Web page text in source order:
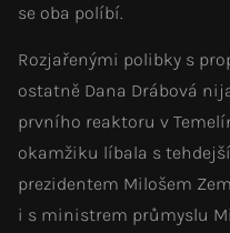
se oba políbí.
Rozjařenými polibky s
ostatně Dana Drábová
prvního reaktoru v
okamžiku líbala s
prezidentem Milošem
i s ministrem průmyslu